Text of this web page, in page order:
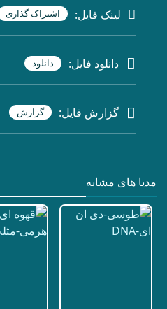
لینک فایل: اشتراک گذاری
دانلود فایل: دانلود
گزارش فایل: گزارش
مدیا های مشابه